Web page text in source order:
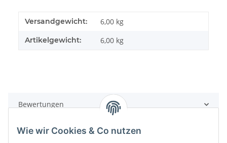
Versandgewicht: 6,00 kg
Artikelgewicht: 6,00 kg
Bewertungen
Wie wir Cookies & Co nutzen